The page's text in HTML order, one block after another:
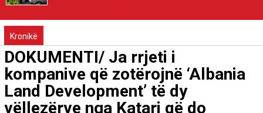
Kronikë
DOKUMENTI/ Ja rrjeti i
kompanive që zotërojnë ‘Albania
Land Development’ të dy
vëllezërve nga Katari që do